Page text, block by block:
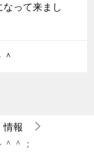
って来まし
情報
＾；